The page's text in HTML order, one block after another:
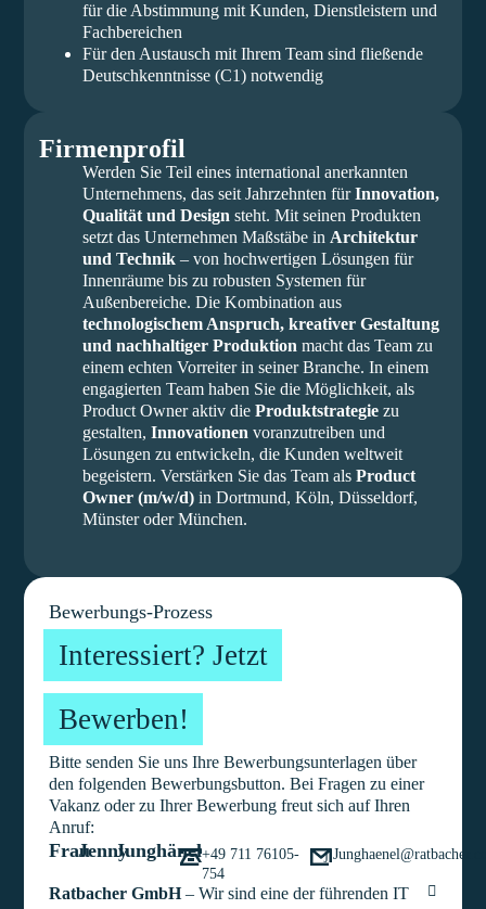
für die Abstimmung mit Kunden, Dienstleistern und
Fachbereichen
Für den Austausch mit Ihrem Team sind fließende
Deutschkenntnisse (C1) notwendig
Firmenprofil
Werden Sie Teil eines international anerkannten
Unternehmens, das seit Jahrzehnten fürInnovation,
Qualität und Design steht. Mit seinen Produkten
setzt das Unternehmen Maßstäbe in Architektur
und Technik– von hochwertigen Lösungen für
Innenräume bis zu robusten Systemen für
Außenbereiche. Die Kombination aus
technologischem Anspruch, kreativer Gestaltung
und nachhaltiger Produktion macht das Team zu
einem echten Vorreiter in seiner Branche. In einem
engagierten Team haben Sie die Möglichkeit, als
Product Owner aktiv die Produktstrategie zu
gestalten, Innovationen voranzutreiben und
Lösungen zu entwickeln, die Kunden weltweit
begeistern. Verstärken Sie das Team als Product
Owner (m/w/d)in Dortmund, Köln, Düsseldorf,
Münster oder München.
Bewerbungs-Prozess
Interessiert? Jetzt
Bewerben!
Bitte senden Sie uns Ihre Bewerbungsunterlagen über
den folgenden Bewerbungsbutton. Bei Fragen zu einer
Vakanz oder zu Ihrer Bewerbung freut sich auf Ihren
Anruf:
FrauJennyJunghänel+49 711 76105-
754
Ratbacher GmbH– Wir sind eine der führenden IT